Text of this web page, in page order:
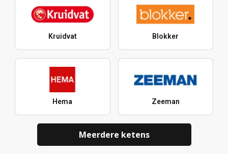
Kruidvat Blokker
Hema Zeeman
Meerdere ketens